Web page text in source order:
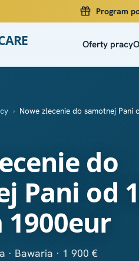
Program
Oferty pracy
› Nowe zlecenie do samotnej
do
Pani od
· Bawaria · 1 900 €